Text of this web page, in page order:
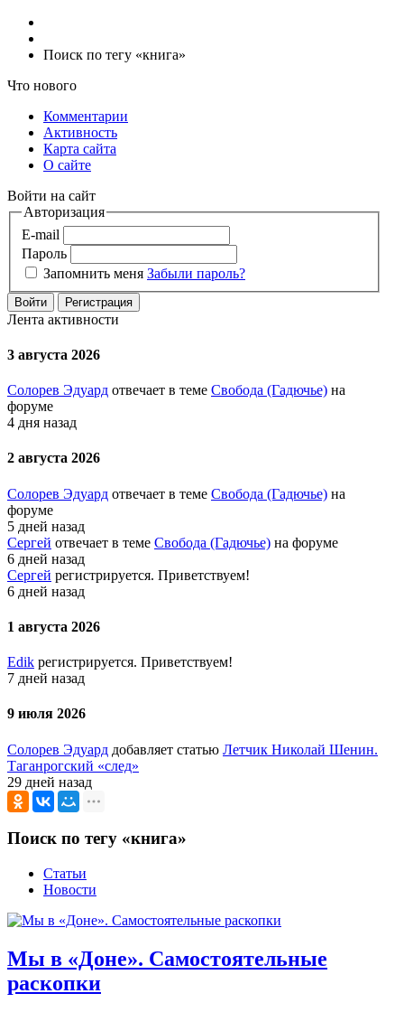
Поиск по тегу «книга»
Что нового
Комментарии
Активность
Карта сайта
О сайте
Войти на сайт
Авторизация
E-mail
Пароль
Запомнить меня Забыли пароль?
Войти Регистрация
Лента активности
3 августа 2026
Солорев Эдуард отвечает в теме Свобода (Гадючье) на
форуме
4 дня назад
2 августа 2026
Солорев Эдуард отвечает в теме Свобода (Гадючье) на
форуме
5 дней назад
Сергей отвечает в теме Свобода (Гадючье) на форуме
6 дней назад
Сергей регистрируется. Приветствуем!
6 дней назад
1 августа 2026
Edik регистрируется. Приветствуем!
7 дней назад
9 июля 2026
Солорев Эдуард добавляет статью Летчик Николай Шенин.
Таганрогский «след»
29 дней назад
Поиск по тегу «книга»
Статьи
Новости
Мы в «Доне». Самостоятельные
раскопки